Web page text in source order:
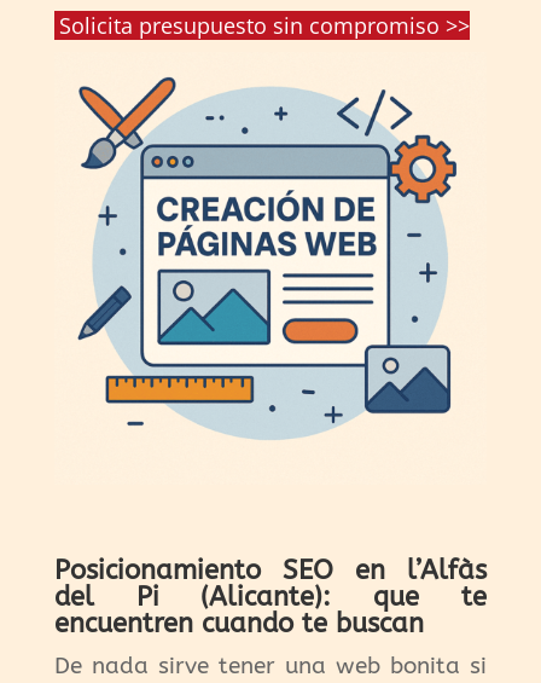
Solicita presupuesto sin compromiso >>
Posicionamiento SEO en l’Alfàs
del Pi (Alicante): que te
encuentren cuando te buscan
De nada sirve tener una web bonita si